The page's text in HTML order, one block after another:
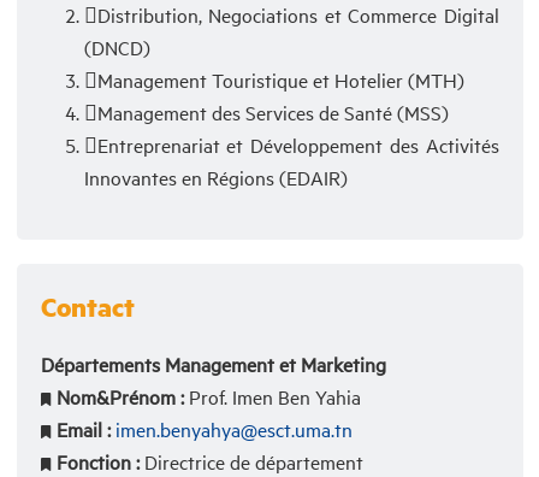
Distribution, Negociations et Commerce Digital
(DNCD)
Management Touristique et Hotelier (MTH)
Management des Services de Santé (MSS)
Entreprenariat et Développement des Activités
Innovantes en Régions (EDAIR)
Contact
Départements Management et Marketing
Nom&Prénom :Prof. Imen Ben Yahia
Email :imen.benyahya@esct.uma.tn
Fonction :Directrice de département